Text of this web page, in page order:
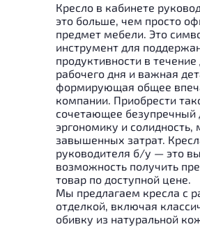
Кресло в кабинете
это больше, чем просто
предмет мебели. Это
инструмент для
продуктивности в течение
рабочего дня и важная
формирующая общее
компании. Приобрести
сочетающее безупречный
эргономику и солидность,
завышенных затрат.
руководителя б/у — это
возможность получить
товар по доступной цене.
Мы предлагаем кресла с
отделкой, включая
обивку из натуральной